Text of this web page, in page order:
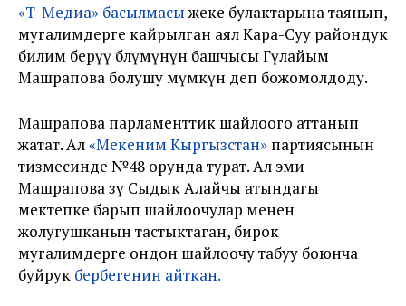
«Т-Медиа» басылмасыжеке булактарына таянып,
мугалимдерге кайрылган аял Кара-Суу райондук
билим берүү бөлүмүнүн башчысы Гүлайым
Машрапова болушу мүмкүн деп божомолдоду.
Машрапова парламенттик шайлоого аттанып
жатат. Ал«Мекеним Кыргызстан» партиясынын
тизмесинде №48 орунда турат. Ал эми
Машрапова өзү Сыдык Алайчы атындагы
мектепке барып шайлоочулар менен
жолугушканын тастыктаган, бирок
мугалимдерге ондон шайлоочу табуу боюнча
буйрук бербегенин айткан.